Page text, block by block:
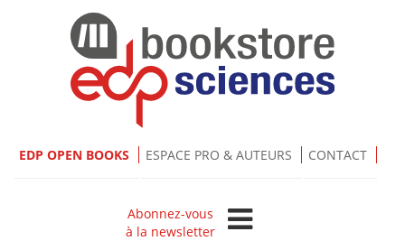
EDP OPEN BOOKS ESPACE PRO & AUTEURS CONTACT
Abonnez-vous
à la newsletter